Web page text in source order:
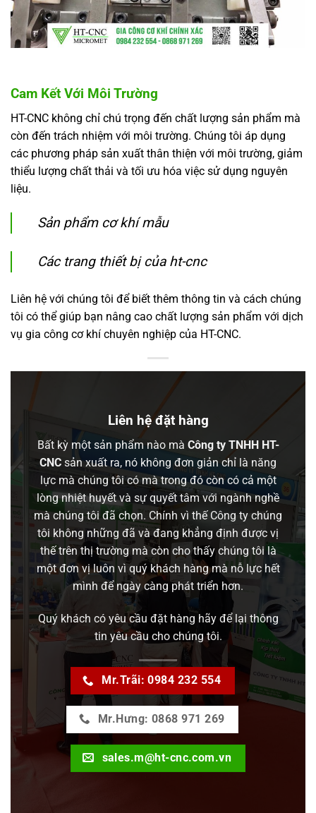
Cam Kết Với Môi Trường
HT-CNC không chỉ chú trọng đến chất lượng sản phẩm mà
còn đến trách nhiệm với môi trường. Chúng tôi áp dụng
các phương pháp sản xuất thân thiện với môi trường, giảm
thiểu lượng chất thải và tối ưu hóa việc sử dụng nguyên
liệu.
Sản phẩm cơ khí mẫu
Các trang thiết bị của ht-cnc
Liên hệ với chúng tôi để biết thêm thông tin và cách chúng
tôi có thể giúp bạn nâng cao chất lượng sản phẩm với dịch
vụ gia công cơ khí chuyên nghiệp của HT-CNC.
Liên hệ đặt hàng
Bất kỳ một sản phẩm nào mà Công ty TNHH HT-
CNC sản xuất ra, nó không đơn giản chỉ là năng
lực mà chúng tôi có mà trong đó còn có cả một
lòng nhiệt huyết và sự quyết tâm với ngành nghề
mà chúng tôi đã chọn. Chính vì thế Công ty chúng
tôi không những đã và đang khẳng định được vị
thế trên thị trường mà còn cho thấy chúng tôi là
một đơn vị luôn vì quý khách hàng mà nỗ lực hết
mình để ngày càng phát triển hơn.
Quý khách có yêu cầu đặt hàng hãy để lại thông
tin yêu cầu cho chúng tôi.
Mr.Trãi: 0984 232 554
Mr.Hưng: 0868 971 269
sales.m@ht-cnc.com.vn